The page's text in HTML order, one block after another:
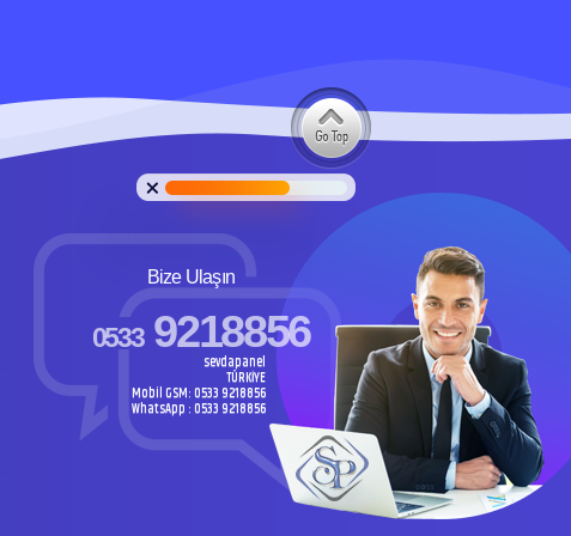
sevdapanel
TÜRKİYE
Mobil GSM: 0533 9218856
WhatsApp : 0533 9218856
Bize Ulaşın
05339218856